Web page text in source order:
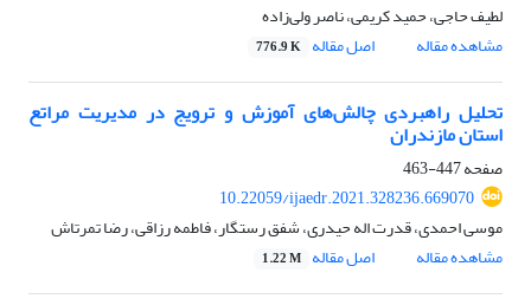
لطیف حاجی، حمید کریمی، ناصر ولی‌زاده
مشاهده مقاله
اصل مقاله 776.9 K
تحلیل راهبردی چالش‌های آموزش و ترویج در مدیریت مراتع
استان مازندران
صفحه447-463
10.22059/ijaedr.2021.328236.669070
موسی احمدی، قدرت اله حیدری، شفق رستگار، فاطمه رزاقی، رضا تمرتاش
مشاهده مقاله
اصل مقاله 1.22 M